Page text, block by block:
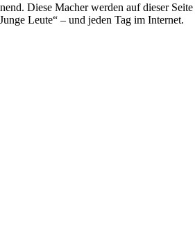
Diese Macher werden auf dieser
Leute“ – und jeden Tag im Internet.